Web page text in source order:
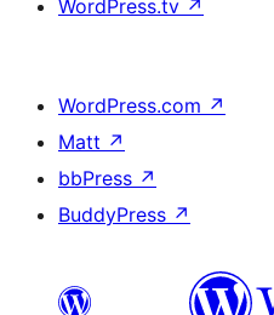
WordPress.tv ↗
WordPress.com ↗
Matt ↗
bbPress ↗
BuddyPress ↗